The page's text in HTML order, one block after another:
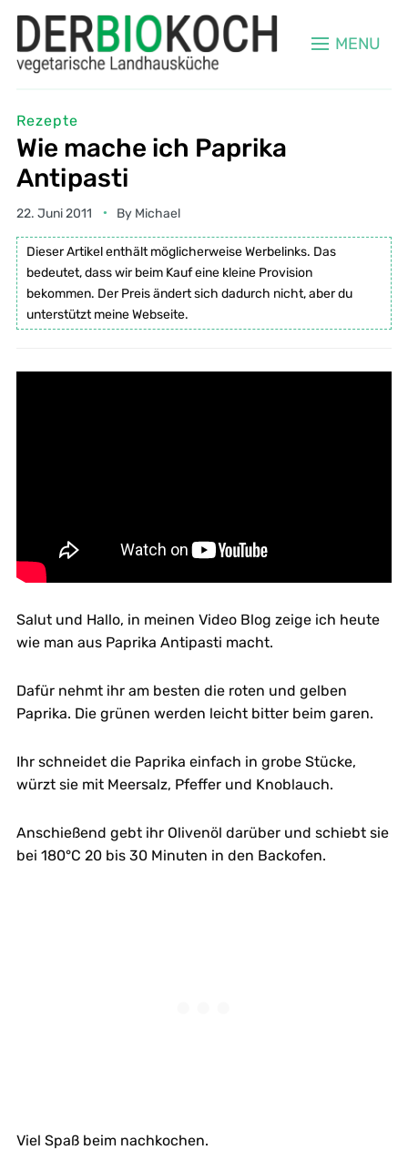
MENU
Rezepte
Wie mache ich Paprika
Antipasti
22. Juni 2011 By Michael
Dieser Artikel enthält möglicherweise Werbelinks. Das
bedeutet, dass wir beim Kauf eine kleine Provision
bekommen. Der Preis ändert sich dadurch nicht, aber du
unterstützt meine Webseite.
Salut und Hallo, in meinen Video Blog zeige ich heute
wie man aus Paprika Antipasti macht.
Dafür nehmt ihr am besten die roten und gelben
Paprika. Die grünen werden leicht bitter beim garen.
Ihr schneidet die Paprika einfach in grobe Stücke,
würzt sie mit Meersalz, Pfeffer und Knoblauch.
Anschießend gebt ihr Olivenöl darüber und schiebt sie
bei 180°C 20 bis 30 Minuten in den Backofen.
Viel Spaß beim nachkochen.